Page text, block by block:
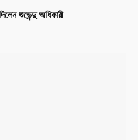
শুভেন্দু অধিকারী